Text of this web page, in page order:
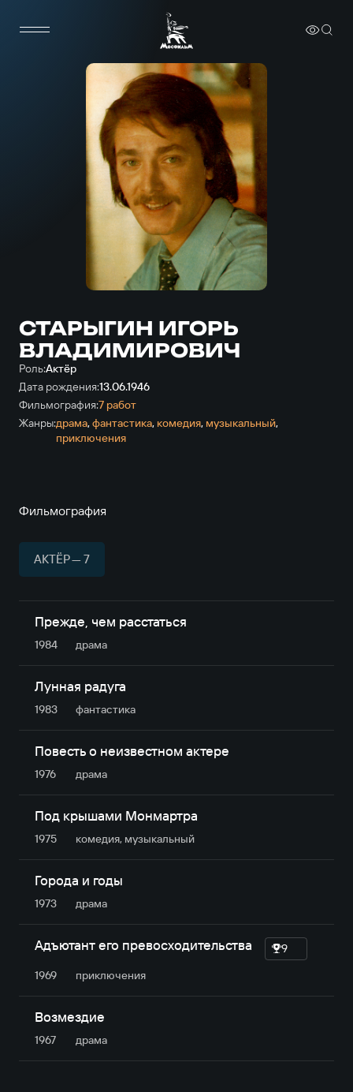
СТАРЫГИН ИГОРЬ
ВЛАДИМИРОВИЧ
Роль:Актёр
Дата рождения:13.06.1946
Фильмография:7 работ
Жанры:драма,фантастика, комедия, музыкальный,
приключе­ния
Фильмография
АКТЁР — 7
Прежде, чем расстаться
1984 драма
Лунная радуга
1983 фантастика
Повесть о неизвестном актере
1976 драма
Под крышами Монмартра
1975 комедия, музыкальный
Города и годы
1973 драма
Адъютант его превосходительства
9
1969
приключе­ния
Возмездие
1967 драма